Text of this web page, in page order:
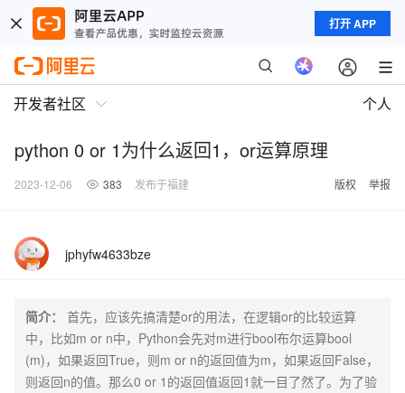
打开 APP
开发者社区 个人
python 0 or 1为什么返回1，or运算原理
2023-12-06 383 发布于福建 版权 举报
jphyfw4633bze
简介：
首先，应该先搞清楚or的用法，在逻辑or的比较运算
中，比如m or n中，Python会先对m进行bool布尔运算bool
(m)，如果返回True，则m or n的返回值为m，如果返回False，
则返回n的值。那么0 or 1的返回值返回1就一目了然了。为了验